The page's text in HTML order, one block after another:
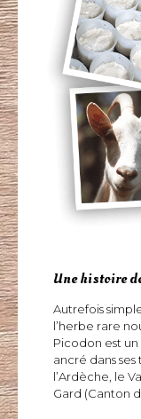
Une histoire
Autrefois
l’herbe rare
Picodon est
ancré dans
l’Ardèche, le
Gard (Canton